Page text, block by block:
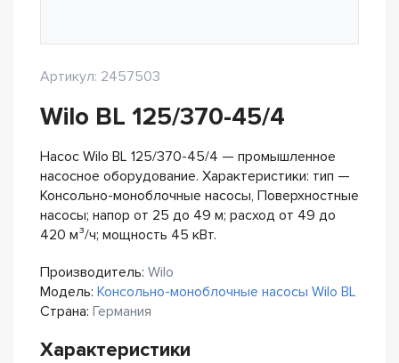
Артикул: 2457503
Wilo BL 125/370-45/4
Насос Wilo BL 125/370-45/4 — промышленное
насосное оборудование. Характеристики: тип —
Консольно-моноблочные насосы, Поверхностные
насосы; напор от 25 до 49 м; расход от 49 до
420 м³/ч; мощность 45 кВт.
Производитель: Wilo
Модель: Консольно-моноблочные насосы Wilo BL
Страна: Германия
Характеристики